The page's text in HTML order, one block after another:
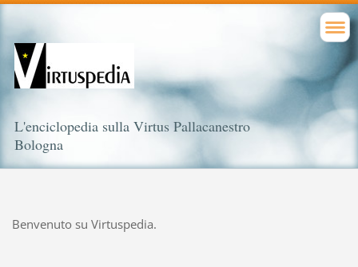
L'enciclopedia sulla Virtus Pallacanestro
Bologna
Benvenuto su Virtuspedia.